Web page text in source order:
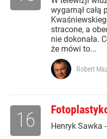
wygarnął całą
stracone, a
nie dokonała.
że mówi to...
Robert
Henryk Sawka
16